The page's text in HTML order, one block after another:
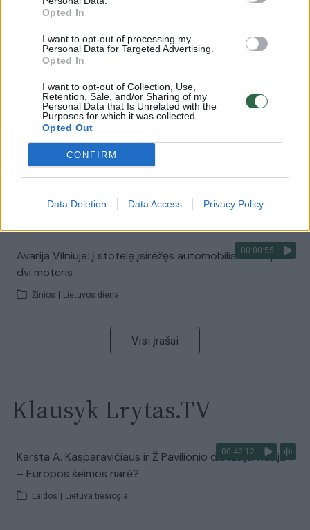
Opted In
I want to opt-out of processing my
Personal Data for Targeted Advertising.
Opted In
I want to opt-out of Collection, Use,
Retention, Sale, and/or Sharing of my
Personal Data that Is Unrelated with the
Purposes for which it was collected.
Opted Out
CONFIRM
Data Deletion Data Access Privacy Policy
vaiko gyvybių išgelbėti nepavyko
Savaitės vidurys nusimato karštas: temperatūra kils iki
32 laipsnių šilumos
Žinios | Orai
Nufilmavo, kaip patvino Vilniaus Vakarinis aplinkkelis:
Žinios | Lietuvos diena
00:00:55
Avarija Vilniuje: į stotelę įsirėžęs automobilis sužalojo
dvi moteris
Žinios Lietuvos diena
Visi įrašai
Klausyk Lrytas.TV
00:42:12
Karšta A. Kasparavičiaus ir Ž Pavilionio diskusija: Rusija
– Europos šeimos narė?
Laidos Lietuva tiesiogiai